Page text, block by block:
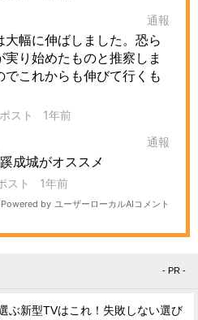
- PR -
ぶ新型TVはこれ！失敗しない選び